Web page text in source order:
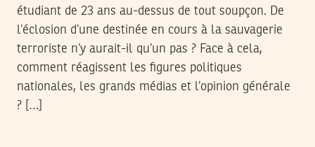
étudiant de 23 ans au-dessus de tout soupçon. De
l’éclosion d’une destinée en cours à la sauvagerie
terroriste n’y aurait-il qu’un pas ? Face à cela,
comment réagissent les figures politiques
nationales, les grands médias et l’opinion générale
? […]